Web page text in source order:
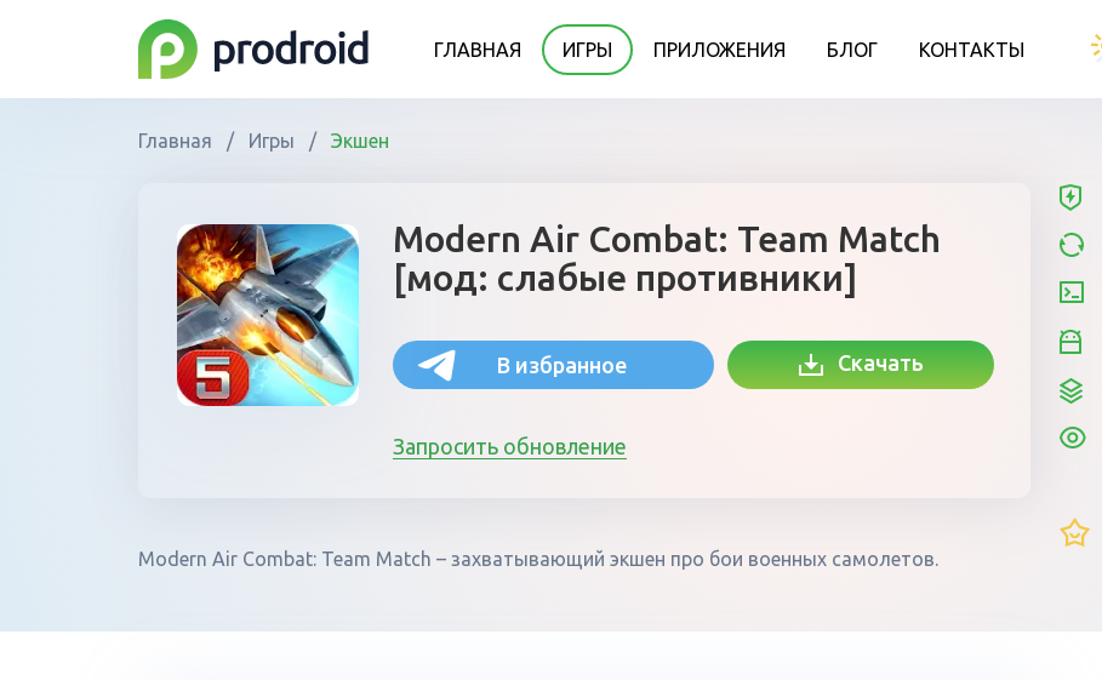
ГЛАВНАЯ ИГРЫ ПРИЛОЖЕНИЯ БЛОГ КОНТАКТЫ
Главная / Игры / Экшен
Modern Air Combat: Team Match
[мод: слабые противники]
В избранное Скачать
Запросить обновление
Modern Air Combat: Team Match – захватывающий экшен про бои военных самолетов.